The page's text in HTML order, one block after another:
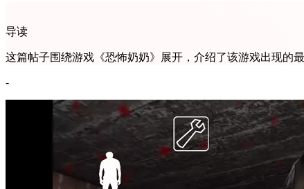
导读
这篇帖子围绕游戏《恐怖奶奶》展开，介绍了该游戏出现的
-